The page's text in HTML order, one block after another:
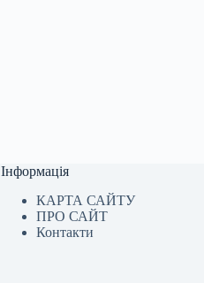
Інформація
КАРТА САЙТУ
ПРО САЙТ
Контакти